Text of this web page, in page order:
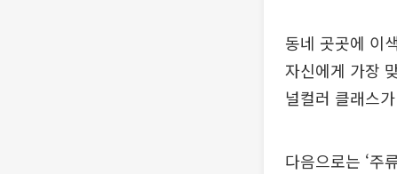
동네 곳곳에 이
자신에게 가장
널컬러 클래스
다음으로는 ‘주